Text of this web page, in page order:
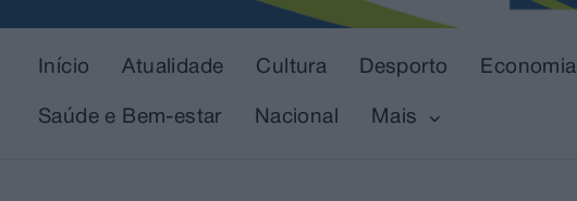
Início Atualidade Cultura Desporto Economia
Saúde e Bem-estar Nacional Mais